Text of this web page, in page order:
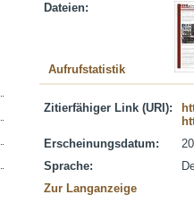
Dateien:
Aufrufstatistik
Zitierfähiger Link (URI):
Erscheinungsdatum:
Sprache:
Zur Langanzeige